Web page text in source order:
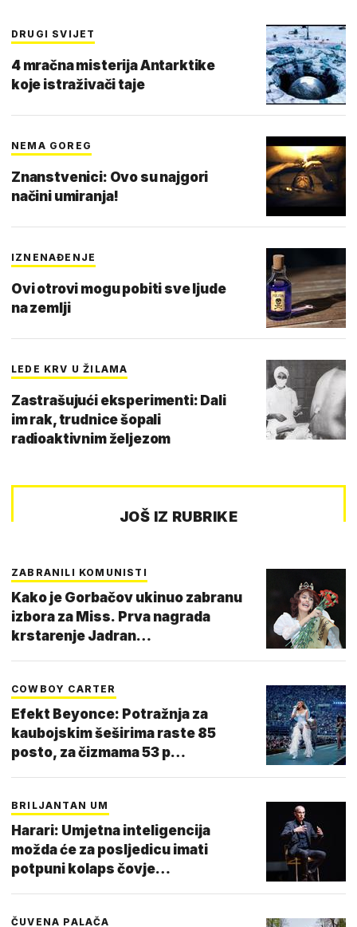
DRUGI SVIJET
4 mračna misterija Antarktike
koje istraživači taje
NEMA GOREG
Znanstvenici: Ovo su najgori
načini umiranja!
IZNENAĐENJE
Ovi otrovi mogu pobiti sve ljude
na zemlji
LEDE KRV U ŽILAMA
Zastrašujući eksperimenti: Dali
im rak, trudnice šopali
radioaktivnim željezom
JOŠ IZ RUBRIKE
ZABRANILI KOMUNISTI
Kako je Gorbačov ukinuo zabranu
izbora za Miss. Prva nagrada
krstarenje Jadran…
COWBOY CARTER
Efekt Beyonce: Potražnja za
kaubojskim šeširima raste 85
posto, za čizmama 53 p…
BRILJANTAN UM
Harari: Umjetna inteligencija
možda će za posljedicu imati
potpuni kolaps čovje…
ČUVENA PALAČA